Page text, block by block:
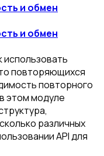
и обмен
и обмен
использовать
повторяющихся
повторного
этом модуле
различных
API для